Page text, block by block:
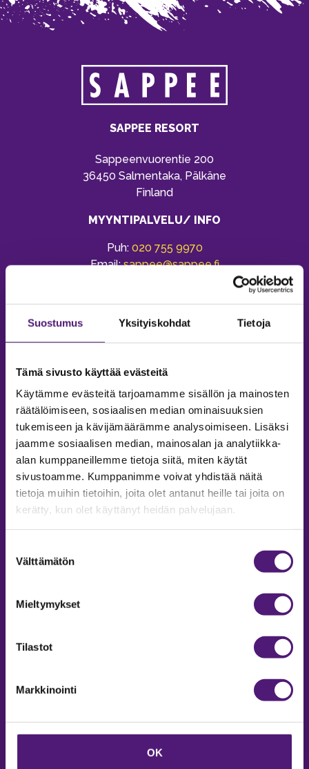
Suostumus Yksityiskohdat Tietoja
Tämä sivusto käyttää evästeitä
Käytämme evästeitä tarjoamamme sisällön ja mainosten
räätälöimiseen, sosiaalisen median ominaisuuksien
tukemiseen ja kävijämäärämme analysoimiseen. Lisäksi
jaamme sosiaalisen median, mainosalan ja analytiikka-
alan kumppaneillemme tietoja siitä, miten käytät
sivustoamme. Kumppanimme voivat yhdistää näitä
tietoja muihin tietoihin, joita olet antanut heille tai joita on
kerätty, kun olet käyttänyt heidän palvelujaan.
valinta
Välttämätön
Mieltymykset
Tilastot
Markkinointi
OK
SAPPEE RESORT
Sappeenvuorentie 200
36450 Salmentaka, Pälkäne
Finland
MYYNTIPALVELU/ INFO
Puh: 020 755 9970
Email:sappee@sappee.fi
MAJOITUS
Tiedustelut & Varaukset
Vastuullisuus
Ympäristöohjelma